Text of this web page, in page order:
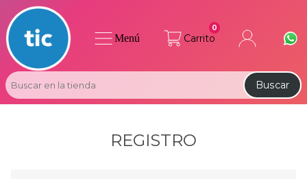
Carrito
0
Buscar
Menú
REGISTRO